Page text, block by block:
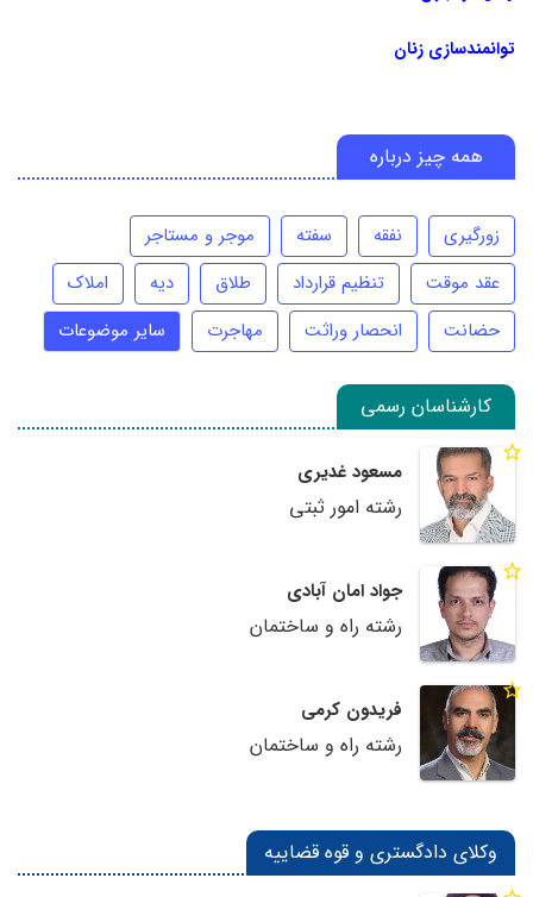
توانمندسازی زنان
همه چیز درباره
زورگیری نفقه سفته
موجر و مستاجر
عقد موقت
تنظیم قرارداد طلاق دیه
املاک
حضانت
انحصار وراثت مهاجرت سایر موضوعات
کارشناسان رسمی
مسعود غدیری
رشته امور ثبتی
جواد امان آبادی
رشته راه و ساختمان
فریدون کرمی
رشته راه و ساختمان
وکلای دادگستری و قوه قضاییه